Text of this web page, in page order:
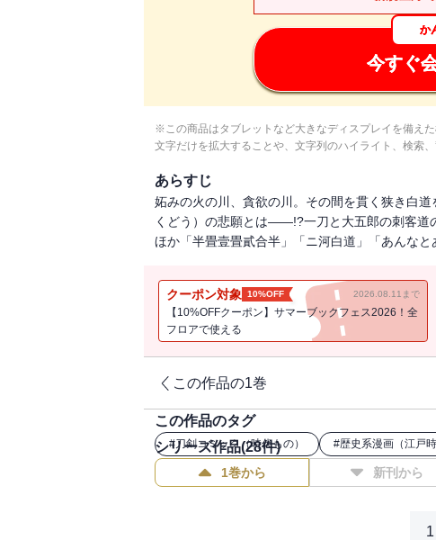
か
今すぐ
※この商品はタブレットなど大きなディスプレイを備えた
文字だけを拡大することや、文字列のハイライト、検索
あらすじ
妬みの火の川、貪欲の川。その間を貫く狭き白
くどう）の悲願とは――!?一刀と大五郎の刺客道
ほか「半畳壹畳貳合半」「ニ河白道」「あんなと
クーポン対象 10%OFF 2026.08.11まで
【10%OFFクーポン】サマーブックフェス2026！全
フロアで使える
この作品の1巻
この作品のタグ
#刀剣コミック（時代もの） #歴史系漫画（江戸時
シリーズ作品(28件)
1巻から 新刊から
1